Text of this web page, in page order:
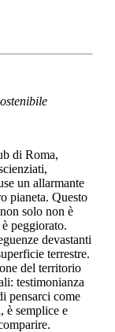
di Roma,
un allarmante
pianeta. Questo
solo non è
peggiorato.
devastanti
terrestre.
del territorio
testimonianza
pensarci come
è semplice e